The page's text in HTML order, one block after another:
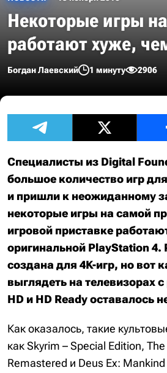
Некоторые игры
работают хуже,
Богдан Лаевский 1 минуту 2906
Специалисты из Digital
большое количество игр
и пришли к неожиданному
некоторые игры на самой
игровой приставке
оригинальной PlayStation 4.
создана для 4K-игр, но вот
выглядеть на телевизорах
HD и HD Ready оставалось
Как оказалось, такие
как Skyrim – Special Edition,
Remastered и Deus Ex: